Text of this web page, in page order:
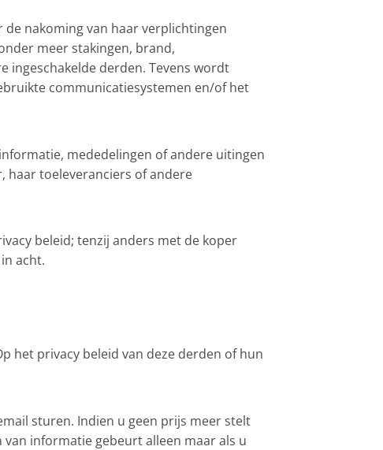
nakoming van haar verplichtingen
meer stakingen, brand,
ingeschakelde derden. Tevens wordt
communicatiesystemen en/of het
mededelingen of andere uitingen
toeleveranciers of andere
beleid; tenzij anders met de koper
acht.
het privacy beleid van deze derden of hun
sturen. Indien u geen prijs meer stelt
informatie gebeurt alleen maar als u